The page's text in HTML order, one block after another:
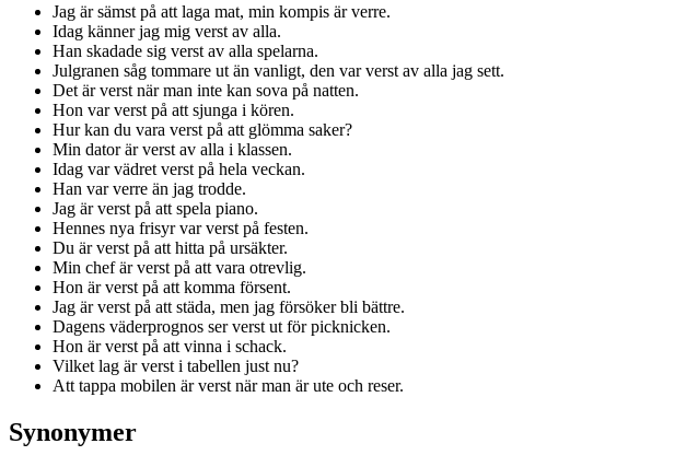
Jag är sämst på att laga mat, min kompis är verre.
Idag känner jag mig verst av alla.
Han skadade sig verst av alla spelarna.
Julgranen såg tommare ut än vanligt, den var verst av alla jag sett.
Det är verst när man inte kan sova på natten.
Hon var verst på att sjunga i kören.
Hur kan du vara verst på att glömma saker?
Min dator är verst av alla i klassen.
Idag var vädret verst på hela veckan.
Han var verre än jag trodde.
Jag är verst på att spela piano.
Hennes nya frisyr var verst på festen.
Du är verst på att hitta på ursäkter.
Min chef är verst på att vara otrevlig.
Hon är verst på att komma försent.
Jag är verst på att städa, men jag försöker bli bättre.
Dagens väderprognos ser verst ut för picknicken.
Hon är verst på att vinna i schack.
Vilket lag är verst i tabellen just nu?
Att tappa mobilen är verst när man är ute och reser.
Synonymer